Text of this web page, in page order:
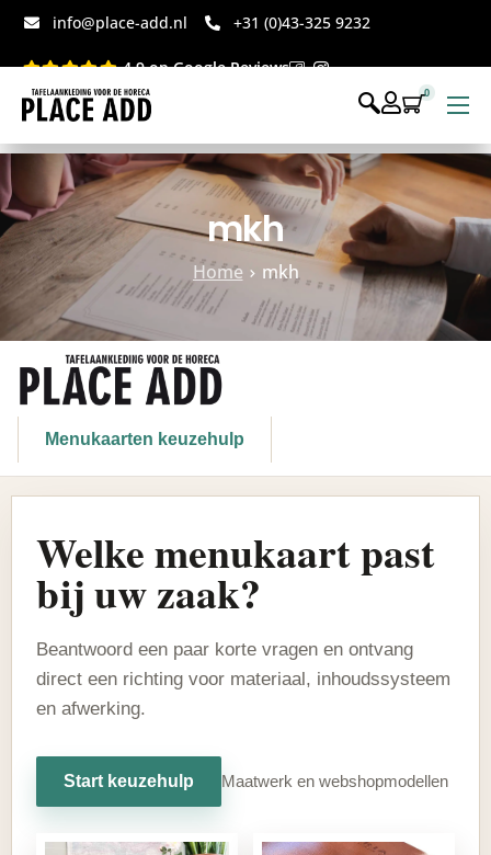
info@place-add.nl +31 (0)43-325 9232
4.9 op Google Reviews
Menukaarten
Disposables bedrukt
Disposables webshop
Voor op tafel webshop
0
mkh
Home mkh